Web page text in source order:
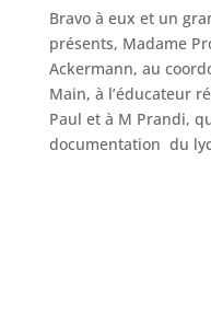
Bravo à eux et un
présents, Madame
Ackermann, au
Main, à l’éducateur
Paul et à M Prandi,
documentation du